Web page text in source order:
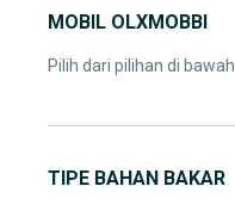
MOBIL OLXMOBBI
Pilih dari pilihan di bawah
TIPE BAHAN BAKAR